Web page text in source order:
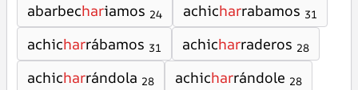
abarbechariamos 24 achicharrabamos 31
achicharrábamos 31 achicharraderos 28
achicharrándola 28 achicharrándole 28